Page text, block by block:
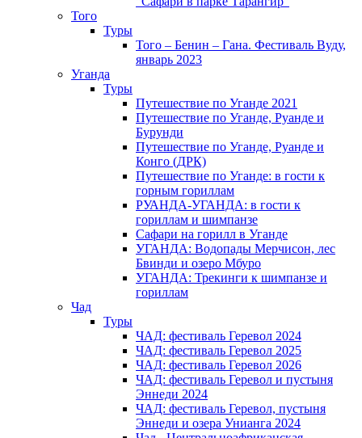
Того
Туры
Того – Бенин – Гана. Фестиваль Вуду,
январь 2023
Уганда
Туры
Путешествие по Уганде 2021
Путешествие по Уганде, Руанде и
Бурунди
Путешествие по Уганде, Руанде и
Конго (ДРК)
Путешествие по Уганде: в гости к
горным гориллам
РУАНДА-УГАНДА: в гости к
гориллам и шимпанзе
Сафари на горилл в Уганде
УГАНДА: Водопады Мерчисон, лес
Бвинди и озеро Мбуро
УГАНДА: Трекинги к шимпанзе и
гориллам
Чад
Туры
ЧАД: фестиваль Геревол 2024
ЧАД: фестиваль Геревол 2025
ЧАД: фестиваль Геревол 2026
ЧАД: фестиваль Геревол и пустыня
Эннеди 2024
ЧАД: фестиваль Геревол, пустыня
Эннеди и озера Унианга 2024